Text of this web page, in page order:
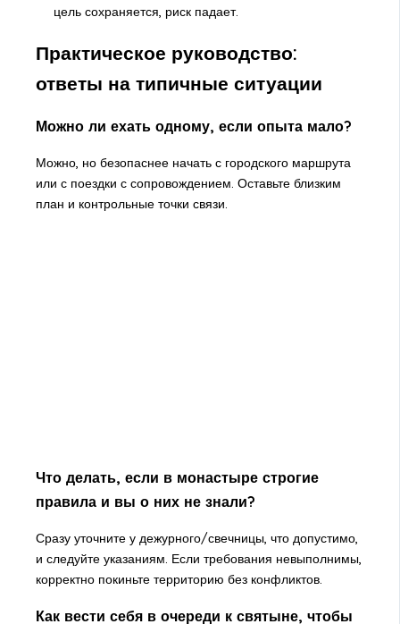
цель сохраняется, риск падает.
Практическое руководство:
ответы на типичные ситуации
Можно ли ехать одному, если опыта мало?
Можно, но безопаснее начать с городского маршрута
или с поездки с сопровождением. Оставьте близким
план и контрольные точки связи.
Что делать, если в монастыре строгие
правила и вы о них не знали?
Сразу уточните у дежурного/свечницы, что допустимо,
и следуйте указаниям. Если требования невыполнимы,
корректно покиньте территорию без конфликтов.
Как вести себя в очереди к святыне, чтобы